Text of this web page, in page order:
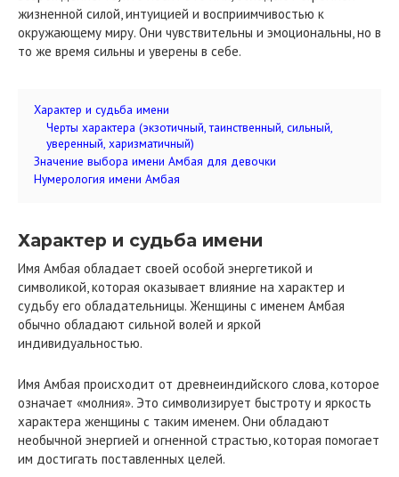
жизненной силой, интуицией и восприимчивостью к
окружающему миру. Они чувствительны и эмоциональны, но в
то же время сильны и уверены в себе.
Характер и судьба имени
Черты характера (экзотичный, таинственный, сильный,
уверенный, харизматичный)
Значение выбора имени Амбая для девочки
Нумерология имени Амбая
Характер и судьба имени
Имя Амбая обладает своей особой энергетикой и
символикой, которая оказывает влияние на характер и
судьбу его обладательницы. Женщины с именем Амбая
обычно обладают сильной волей и яркой
индивидуальностью.
Имя Амбая происходит от древнеиндийского слова, которое
означает «молния». Это символизирует быстроту и яркость
характера женщины с таким именем. Они обладают
необычной энергией и огненной страстью, которая помогает
им достигать поставленных целей.